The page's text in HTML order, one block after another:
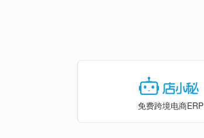
免费跨境电商ERP